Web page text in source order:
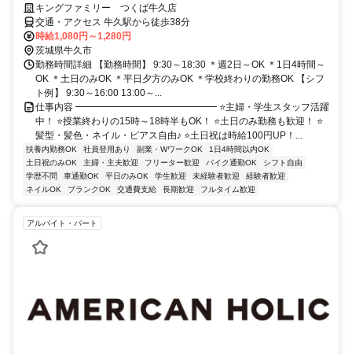
キングファミリー つくば牛久店
交通・アクセス 牛久駅から徒歩38分
時給1,080円～1,280円
茨城県牛久市
勤務時間詳細 【勤務時間】 9:30～18:30 ＊週2日～OK ＊1日4時間～
OK ＊土日のみOK ＊平日夕方のみOK ＊学校終わりの勤務OK 【シフ
ト例】 9:30～16:00 13:00～...
仕事内容 ━━━━━━━━━━━━━━━ ⭐主婦・学生スタッフ活躍
中！ ⭐授業終わりの15時～18時半もOK！ ⭐土日のみ勤務も歓迎！ ⭐
髪型・髪色・ネイル・ピアス自由♪ ⭐土日祝は時給100円UP！...
扶養内勤務OK 社員登用あり 副業・WワークOK
1日4時間以内OK
土日祝のみOK
主婦・主夫歓迎 フリーター歓迎 バイク通勤OK
シフト自由
学歴不問
車通勤OK 平日のみOK 学生歓迎 未経験者歓迎
経験者歓迎
ネイルOK
ブランクOK 交通費支給 長期歓迎 フルタイム歓迎
アルバイト・パート